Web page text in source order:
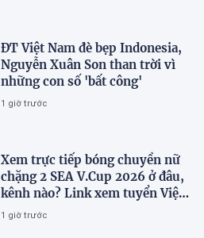
ĐT Việt Nam đè bẹp Indonesia,
Nguyễn Xuân Son than trời vì
những con số 'bất công'
1 giờ trước
Xem trực tiếp bóng chuyền nữ
chặng 2 SEA V.Cup 2026 ở đâu,
kênh nào? Link xem tuyển Việt
Nam thi đấu
1 giờ trước